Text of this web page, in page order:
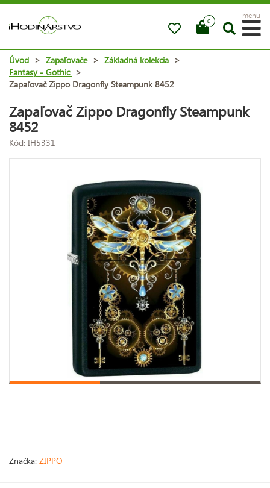
0
menu
Úvod > Zapaľovače > Základná kolekcia >
Fantasy - Gothic >
Zapaľovač Zippo Dragonfly Steampunk 8452
Zapaľovač Zippo Dragonfly Steampunk
8452
Kód: IH5331
Značka: ZIPPO